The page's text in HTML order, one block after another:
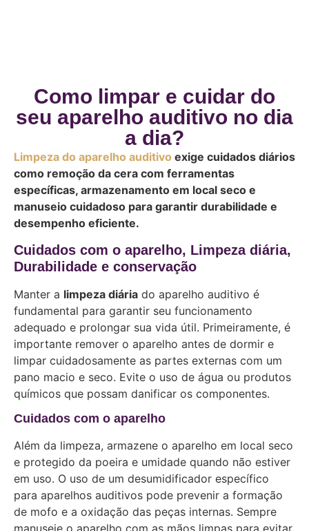
Como limpar e cuidar do
seu aparelho auditivo no dia
a dia?
Limpeza do aparelho auditivo exige cuidados diários
como remoção da cera com ferramentas
específicas, armazenamento em local seco e
manuseio cuidadoso para garantir durabilidade e
desempenho eficiente.
Cuidados com o aparelho, Limpeza diária,
Durabilidade e conservação
Manter a limpeza diária do aparelho auditivo é
fundamental para garantir seu funcionamento
adequado e prolongar sua vida útil. Primeiramente, é
importante remover o aparelho antes de dormir e
limpar cuidadosamente as partes externas com um
pano macio e seco. Evite o uso de água ou produtos
químicos que possam danificar os componentes.
Cuidados com o aparelho
Além da limpeza, armazene o aparelho em local seco
e protegido da poeira e umidade quando não estiver
em uso. O uso de um desumidificador específico
para aparelhos auditivos pode prevenir a formação
de mofo e a oxidação das peças internas. Sempre
manuseie o aparelho com as mãos limpas para evitar